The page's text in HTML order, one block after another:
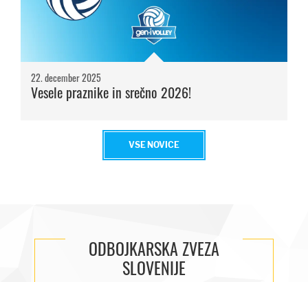
22. december 2025
Vesele praznike in srečno 2026!
VSE NOVICE
ODBOJKARSKA ZVEZA
SLOVENIJE